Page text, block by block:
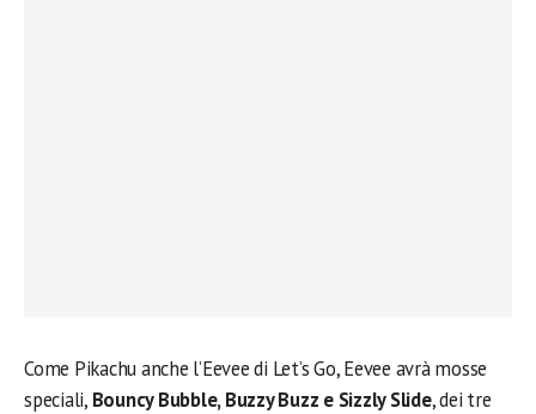
Come Pikachu anche l’Eevee di Let’s Go, Eevee avrà mosse
speciali, Bouncy Bubble, Buzzy Buzz e Sizzly Slide, dei tre